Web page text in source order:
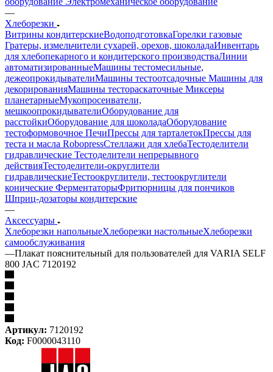
—
Хлеборезки
Витрины кондитерскиеВодоподготовкаГорелки газовые
Гратеры, измельчители сухарей, орехов, шоколадаИнвентарь
для хлебопекарного и кондитерского производстваЛинии
автоматизированныеМашины тестомесильные,
дежеопрокидывателиМашины тестоотсадочные Машины для
декорированияМашины тестораскаточные Миксеры
планетарныеМукопросеиватели,
мешкоопрокидывателиОборудование для
расстойкиОборудование для шоколадаОборудование
тестоформовочное ПечиПрессы для тарталетокПрессы для
теста и масла RobopressСтеллажи для хлебаТестоделители
гидравлические Тестоделители непрерывного
действияТестоделители-округлители
гидравлическиеТестоокруглители, тестоокруглители
конические ФерментаторыФритюрницы для пончиков
Шприц-дозаторы кондитерские
—
Аксессуары
Хлеборезки напольныеХлеборезки настольныеХлеборезки
самообслуживания
—Плакат пояснительный для пользователей для VARIA SELF
800 JAC 7120192
Артикул: 7120192
Код: F0000043110